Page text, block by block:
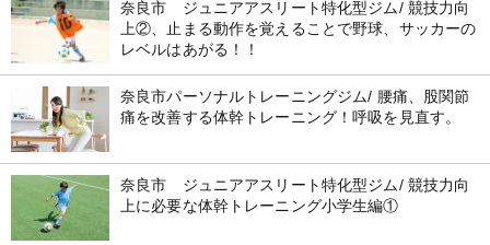
奈良市 ジュニアアスリート特化型ジム/ 競技力向
上②、止まる動作を覚えることで野球、サッカーの
レベルはあがる！！
奈良市パーソナルトレーニングジム/ 腰痛、股関節
痛を改善する体幹トレーニング！呼吸を見直す。
奈良市 ジュニアアスリート特化型ジム/ 競技力向
上に必要な体幹トレーニング小学生編①